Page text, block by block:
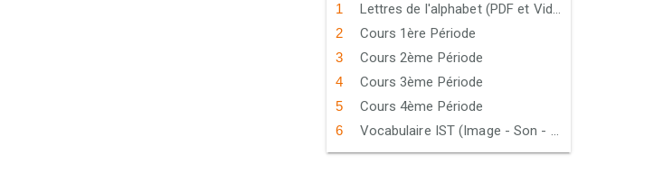
Lettres de l'alphabet (PDF et Vidéos)
Cours 1ère Période
Cours 2ème Période
Cours 3ème Période
Cours 4ème Période
Vocabulaire IST (Image - Son - Texte)